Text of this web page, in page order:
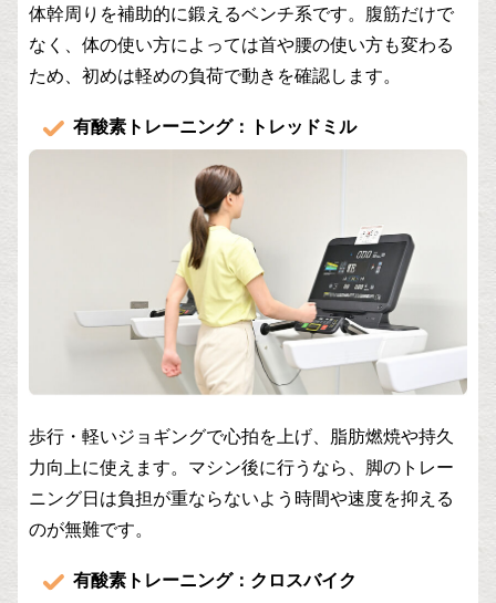
体幹周りを補助的に鍛えるベンチ系です。腹筋だけで
なく、体の使い方によっては首や腰の使い方も変わる
ため、初めは軽めの負荷で動きを確認します。
有酸素トレーニング：トレッドミル
歩行・軽いジョギングで心拍を上げ、脂肪燃焼や持久
力向上に使えます。マシン後に行うなら、脚のトレー
ニング日は負担が重ならないよう時間や速度を抑える
のが無難です。
有酸素トレーニング：クロスバイク